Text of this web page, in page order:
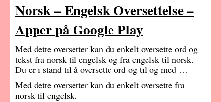
Norsk – Engelsk Oversettelse –
Apper på Google Play
Med dette oversetter kan du enkelt oversette ord og
tekst fra norsk til engelsk og fra engelsk til norsk.
Du er i stand til å oversette ord og til og med …
Med dette oversetter kan du enkelt oversette fra
norsk til engelsk.